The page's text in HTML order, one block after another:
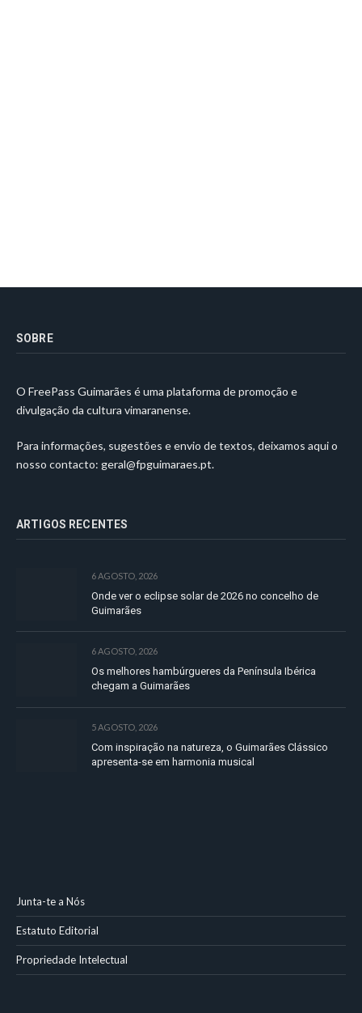
SOBRE
O FreePass Guimarães é uma plataforma de promoção e
divulgação da cultura vimaranense.
Para informações, sugestões e envio de textos, deixamos aqui o
nosso contacto: geral@fpguimaraes.pt.
ARTIGOS RECENTES
6 AGOSTO, 2026
Onde ver o eclipse solar de 2026 no concelho de
Guimarães
6 AGOSTO, 2026
Os melhores hambúrgueres da Península Ibérica
chegam a Guimarães
5 AGOSTO, 2026
Com inspiração na natureza, o Guimarães Clássico
apresenta-se em harmonia musical
Junta-te a Nós
Estatuto Editorial
Propriedade Intelectual